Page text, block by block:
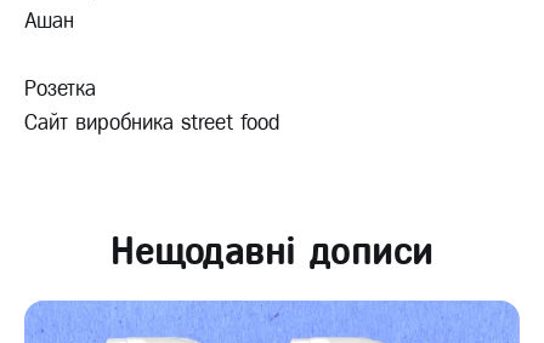
Ашан
Розетка
Сайт виробника street food
Нещодавні дописи